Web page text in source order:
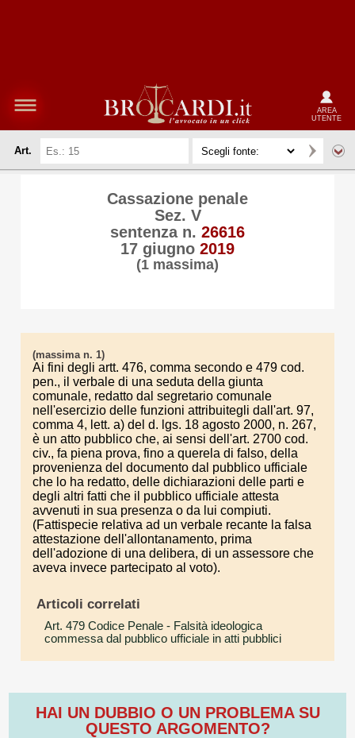
AREA
UTENTE
Art.
Cassazione penale
Sez. V
sentenza n. 26616
17 giugno 2019
(1 massima)
(massima n. 1)
Ai fini degli artt. 476, comma secondo e 479 cod.
pen., il verbale di una seduta della giunta
comunale, redatto dal segretario comunale
nell'esercizio delle funzioni attribuitegli dall'art. 97,
comma 4, lett. a) del d. lgs. 18 agosto 2000, n. 267,
è un atto pubblico che, ai sensi dell'art. 2700 cod.
civ., fa piena prova, fino a querela di falso, della
provenienza del documento dal pubblico ufficiale
che lo ha redatto, delle dichiarazioni delle parti e
degli altri fatti che il pubblico ufficiale attesta
avvenuti in sua presenza o da lui compiuti.
(Fattispecie relativa ad un verbale recante la falsa
attestazione dell'allontanamento, prima
dell'adozione di una delibera, di un assessore che
aveva invece partecipato al voto).
Articoli correlati
Art. 479 Codice Penale - Falsità ideologica
commessa dal pubblico ufficiale in atti pubblici
HAI UN DUBBIO O UN PROBLEMA SU
QUESTO ARGOMENTO?